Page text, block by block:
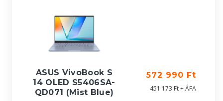
ASUS VivoBook S
14 OLED S5406SA-
QD071 (Mist Blue)
572 990 Ft
451 173 Ft + ÁFA